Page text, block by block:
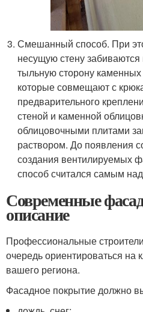
Смешанный способ. При
несущую стену
тыльную сторону
которые совмещают с
предварительного
стеной и каменной
облицовочными плитами
раствором. До появления
создания вентилируемых
способ считался самым
Современные
описание
Профессиональные
очередь ориентироваться на
вашего региона.
Фасадное покрытие должно